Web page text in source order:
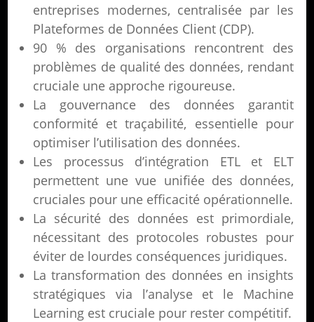
entreprises modernes, centralisée par les
Plateformes de Données Client (CDP).
90 % des organisations rencontrent des
problèmes de qualité des données, rendant
cruciale une approche rigoureuse.
La gouvernance des données garantit
conformité et traçabilité, essentielle pour
optimiser l’utilisation des données.
Les processus d’intégration ETL et ELT
permettent une vue unifiée des données,
cruciales pour une efficacité opérationnelle.
La sécurité des données est primordiale,
nécessitant des protocoles robustes pour
éviter de lourdes conséquences juridiques.
La transformation des données en insights
stratégiques via l’analyse et le Machine
Learning est cruciale pour rester compétitif.